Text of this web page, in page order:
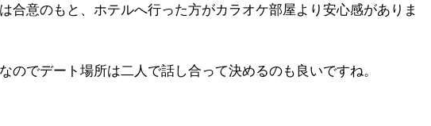
合意のもと、ホテルへ行った方がカラオケ部屋より安心感がありま
のでデート場所は二人で話し合って決めるのも良いですね。